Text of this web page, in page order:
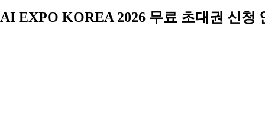
AI EXPO KOREA 2026 무료 초대권 신청